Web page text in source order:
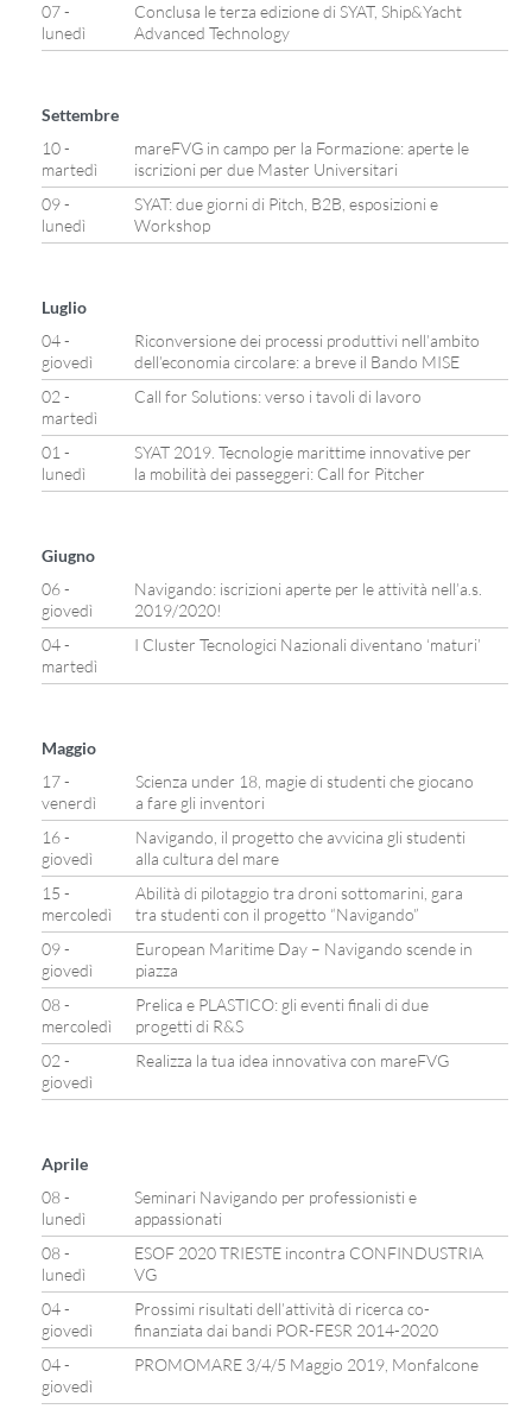
07 -
lunedì
Conclusa le terza edizione di SYAT, Ship&Yacht
Advanced Technology
Settembre
10 -
martedì
mareFVG in campo per la Formazione: aperte le
iscrizioni per due Master Universitari
09 -
lunedì
SYAT: due giorni di Pitch, B2B, esposizioni e
Workshop
Luglio
04 -
giovedì
Riconversione dei processi produttivi nell’ambito
dell’economia circolare: a breve il Bando MISE
02 -
martedì
Call for Solutions: verso i tavoli di lavoro
01 -
lunedì
SYAT 2019. Tecnologie marittime innovative per
la mobilità dei passeggeri: Call for Pitcher
Giugno
06 -
giovedì
Navigando: iscrizioni aperte per le attività nell’a.s.
2019/2020!
04 -
martedì
I Cluster Tecnologici Nazionali diventano ‘maturi’
Maggio
17 -
venerdì
Scienza under 18, magie di studenti che giocano
a fare gli inventori
16 -
giovedì
Navigando, il progetto che avvicina gli studenti
alla cultura del mare
15 -
mercoledì
Abilità di pilotaggio tra droni sottomarini, gara
tra studenti con il progetto “Navigando”
09 -
giovedì
European Maritime Day – Navigando scende in
piazza
08 -
mercoledì
Prelica e PLASTICO: gli eventi finali di due
progetti di R&S
02 -
giovedì
Realizza la tua idea innovativa con mareFVG
Aprile
08 -
lunedì
Seminari Navigando per professionisti e
appassionati
08 -
lunedì
ESOF 2020 TRIESTE incontra CONFINDUSTRIA
VG
04 -
giovedì
Prossimi risultati dell’attività di ricerca co-
finanziata dai bandi POR-FESR 2014-2020
04 -
giovedì
PROMOMARE 3/4/5 Maggio 2019, Monfalcone